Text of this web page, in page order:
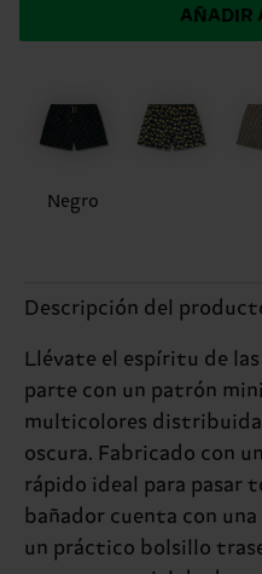
AÑADIR
Negro
Descripción del
Llévate el espíritu de
parte con un patrón
multicolores
oscura. Fabricado con
rápido ideal para pasar
bañador cuenta con
un práctico bolsillo